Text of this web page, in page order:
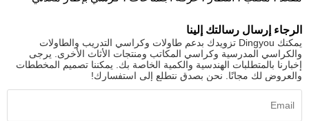
الرجاء إرسال رسالتك إلينا
يمكنك Dingyou تزويدك بدعم طاولات وكراسي التدريب والطاولات
والكراسي المدرسية وكراسي المكاتب ومنتجات الأثاث الأخرى. يرجى
إخبارنا بالمتطلبات الهندسية والكمية الخاصة بك. يمكننا تصميم المخططات
والعروض لك مجانًا. نحن بصدق نتطلع إلى استفسارك!